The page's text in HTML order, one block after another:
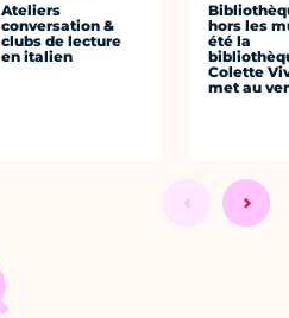
Ateliers
conversation &
clubs de lecture
en italien
hors les
été la
Colette
met au